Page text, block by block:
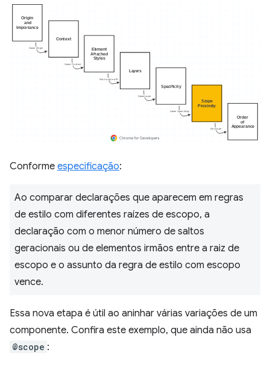
Conforme especificação:
Ao comparar declarações que aparecem em regras
de estilo com diferentes raízes de escopo, a
declaração com o menor número de saltos
geracionais ou de elementos irmãos entre a raiz de
escopo e o assunto da regra de estilo com escopo
vence.
Essa nova etapa é útil ao aninhar várias variações de um
componente. Confira este exemplo, que ainda não usa
@scope :